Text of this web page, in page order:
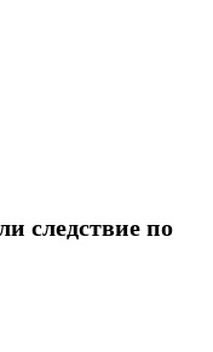
следствие по